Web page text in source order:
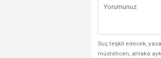
Suç teşkil edecek,
müstehcen, ahlaka